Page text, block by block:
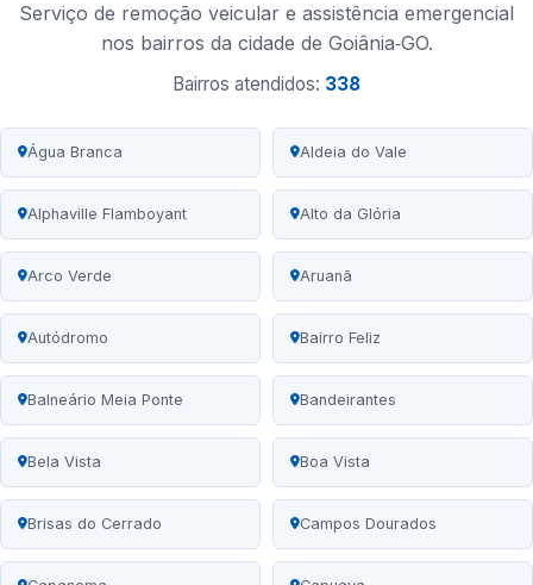
Serviço de remoção veicular e assistência emergencial
nos bairros da cidade de Goiânia‑GO.
Bairros atendidos: 338
Água Branca Aldeia do Vale
Alphaville Flamboyant Alto da Glória
Arco Verde Aruanã
Autódromo Bairro Feliz
Balneário Meia Ponte Bandeirantes
Bela Vista Boa Vista
Brisas do Cerrado Campos Dourados